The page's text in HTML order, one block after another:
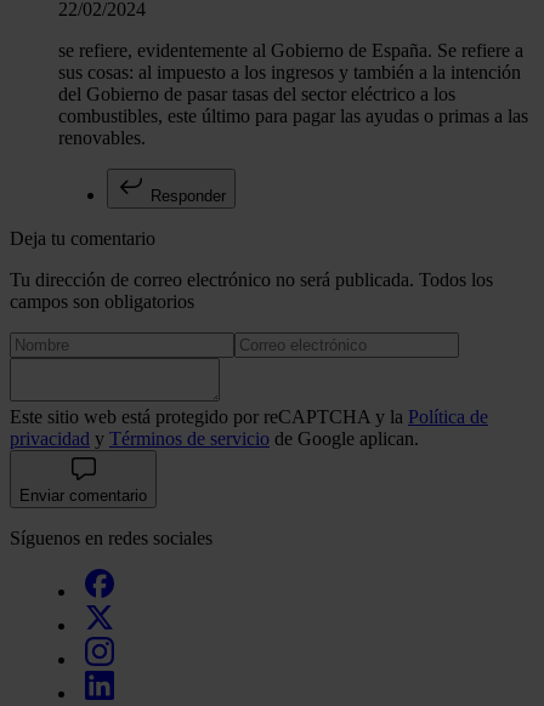
22/02/2024
se refiere, evidentemente al Gobierno de España. Se refiere a
sus cosas: al impuesto a los ingresos y también a la intención
del Gobierno de pasar tasas del sector eléctrico a los
combustibles, este último para pagar las ayudas o primas a las
renovables.
Responder
Deja tu comentario
Tu dirección de correo electrónico no será publicada. Todos los
campos son obligatorios
Este sitio web está protegido por reCAPTCHA y la Política de
privacidad y Términos de servicio de Google aplican.
Enviar comentario
Síguenos en redes sociales